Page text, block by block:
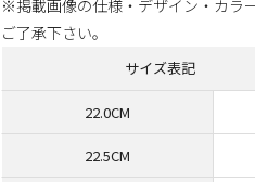
※掲載画像の仕様・デザイン・カラ
ご了承下さい。
サイズ表記
22.0CM
22.5CM